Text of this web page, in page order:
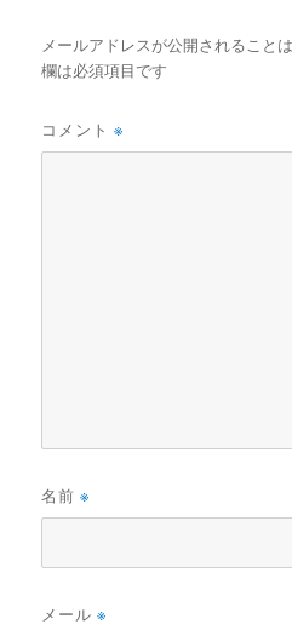
メールアドレスが公開されることは
欄は必須項目です
コメント※
名前※
メール※